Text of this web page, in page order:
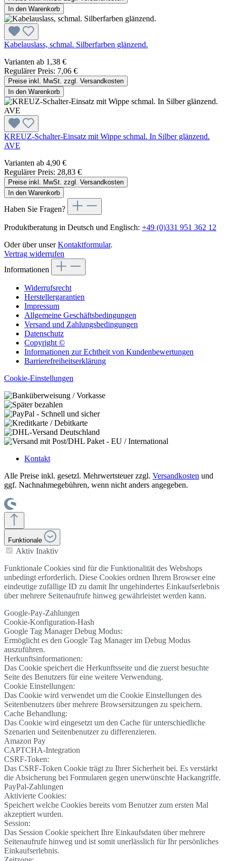
In den Warenkorb
Kabelauslass, schmal. Silberfarben glänzend.
Varianten ab 1,38 €
Regulärer Preis: 7,06 €
Preise inkl. MwSt. zzgl. Versandkosten
In den Warenkorb
KREUZ-Schalter-Einsatz mit Wippe schmal. In Silber glänzend.
AVE
Varianten ab 4,90 €
Regulärer Preis: 28,83 €
Preise inkl. MwSt. zzgl. Versandkosten
In den Warenkorb
Haben Sie Fragen?
Produktberatung in Deutsch und Englisch: +49 (0)331 951 362 12
Oder über unserKontaktformular.
Vertrag widerrufen
Informationen
Widerrufsrecht
Herstellergarantien
Impressum
Allgemeine Geschäftsbedingungen
Versand und Zahlungsbedingungen
Datenschutz
Copyright ©
Informationen zur Echtheit von Kundenbewertungen
Barrierefreiheitserklärung
Cookie-Einstellungen
Kontakt
Alle Preise inkl. gesetzl. Mehrwertsteuer zzgl. Versandkosten und
ggf. Nachnahmegebühren, wenn nicht anders angegeben.
Funktionale
Aktiv Inaktiv
Funktionale Cookies sind für die Funktionalität des Webshops
unbedingt erforderlich. Diese Cookies ordnen Ihrem Browser eine
eindeutige zufällige ID zu damit Ihr ungehindertes Einkaufserlebnis
über mehrere Seitenaufrufe hinweg gewährleistet werden kann.
Google-Pay-Zahlungen
Cookie-Konfiguration-Hash
Google Tag Manager Debug Modus:
Ermöglicht es den Google Tag Manager im Debug Modus
auszuführen.
Herkunftsinformationen:
Das Cookie speichert die Herkunftsseite und die zuerst besuchte
Seite des Benutzers für eine weitere Verwendung.
Cookie Einstellungen:
Das Cookie wird verwendet um die Cookie Einstellungen des
Seitenbenutzers über mehrere Browsersitzungen zu speichern.
Cache Behandlung:
Das Cookie wird eingesetzt um den Cache für unterschiedliche
Szenarien und Seitenbenutzer zu differenzieren.
Amazon Pay
CAPTCHA-Integration
CSRF-Token:
Das CSRF-Token Cookie trägt zu Ihrer Sicherheit bei. Es verstärkt
die Absicherung bei Formularen gegen unerwünschte Hackangriffe.
PayPal-Zahlungen
Aktivierte Cookies:
Speichert welche Cookies bereits vom Benutzer zum ersten Mal
akzeptiert wurden.
Session:
Das Session Cookie speichert Ihre Einkaufsdaten über mehrere
Seitenaufrufe hinweg und ist somit unerlässlich für Ihr persönliches
Einkaufserlebnis.